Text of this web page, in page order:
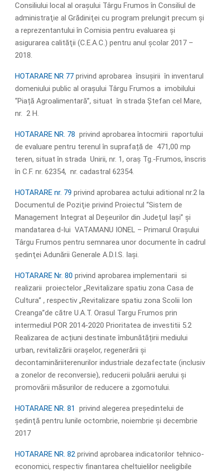
Consiliului local al oraşului Târgu Frumos în Consiliul de
administraţie al Grădiniţei cu program prelungit precum şi
a reprezentantului în Comisia pentru evaluarea şi
asigurarea calităţii (C.E.A.C.) pentru anul şcolar 2017 –
2018.
HOTARARE NR 77 privind aprobarea însușirii în inventarul
domeniului public al oraşului Târgu Frumos a imobilului
“Piață Agroalimentară”, situat în strada Ștefan cel Mare,
nr. 2 H.
HOTARARE NR. 78 privind aprobarea întocmirii raportului
de evaluare pentru terenul în suprafață de 471,00 mp
teren, situat în strada Unirii, nr. 1, oraș Tg.-Frumos, înscris
în C.F. nr. 62354, nr. cadastral 62354.
HOTARARE nr. 79 privind aprobarea actului aditional nr.2 la
Documentul de Poziţie privind Proiectul “Sistem de
Management Integrat al Deşeurilor din Judeţul Iaşi” şi
mandatarea d-lui VATAMANU IONEL – Primarul Oraşului
Târgu Frumos pentru semnarea unor documente în cadrul
şedinţei Adunării Generale A.D.I.S. Iaşi.
HOTARARE Nr. 80 privind aprobarea implementarii si
realizarii proiectelor „Revitalizare spatiu zona Casa de
Cultura” , respectiv „Revitalizare spatiu zona Scolii Ion
Creanga”de către U.A.T. Orasul Targu Frumos prin
intermediul POR 2014-2020 Prioritatea de investitii 5.2
Realizarea de acțiuni destinate îmbunătățirii mediului
urban, revitalizării orașelor, regenerării și
decontaminăriiterenurilor industriale dezafectate (inclusiv
a zonelor de reconversie), reducerii poluării aerului și
promovării măsurilor de reducere a zgomotului.
HOTARARE NR. 81 privind alegerea preşedintelui de
şedinţă pentru lunile octombrie, noiembrie și decembrie
2017
HOTARARE NR. 82 privind aprobarea indicatorilor tehnico-
economici, respectiv finantarea cheltuielilor neeligibile